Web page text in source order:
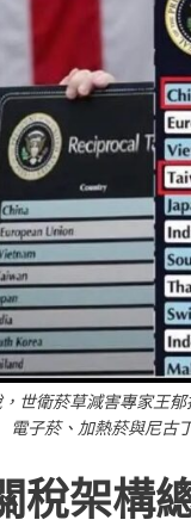
世衛菸草減害專家王
電子菸、加熱菸與尼古
稅架構